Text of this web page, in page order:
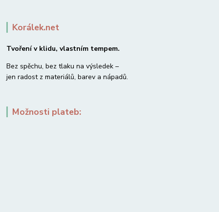
Korálek.net
Tvoření v klidu, vlastním tempem.
Bez spěchu, bez tlaku na výsledek –
jen radost z materiálů, barev a nápadů.
Možnosti plateb: